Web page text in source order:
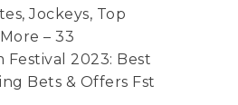
Jockeys, Top
– 33
Festival 2023: Best
Bets & Offers Fst